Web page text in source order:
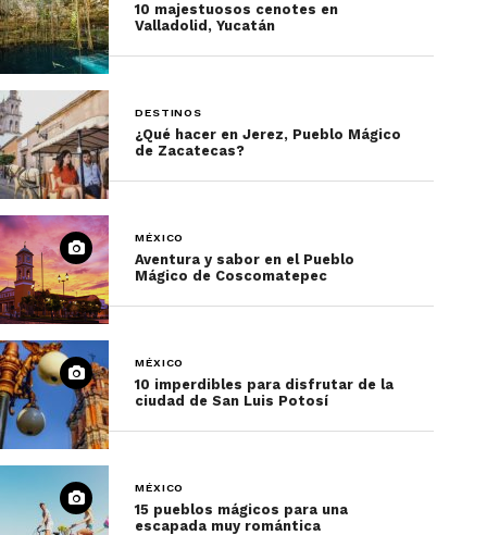
10 majestuosos cenotes en
Valladolid, Yucatán
DESTINOS
¿Qué hacer en Jerez, Pueblo Mágico
de Zacatecas?
MÉXICO
Aventura y sabor en el Pueblo
Mágico de Coscomatepec
MÉXICO
10 imperdibles para disfrutar de la
ciudad de San Luis Potosí
MÉXICO
15 pueblos mágicos para una
escapada muy romántica